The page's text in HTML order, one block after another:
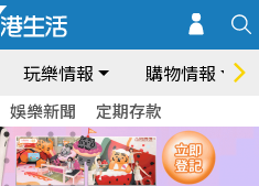
玩樂情報 購物情報
娛樂新聞 定期存款